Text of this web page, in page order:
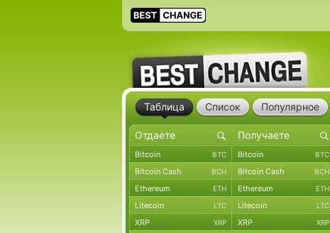
Таблица Список Популярное
Bitcoin BTC Bitcoin BTC
Bitcoin Cash BCH Bitcoin Cash BCH
Ethereum ETH Ethereum ETH
Litecoin LTC Litecoin LTC
XRP XRP XRP XRP